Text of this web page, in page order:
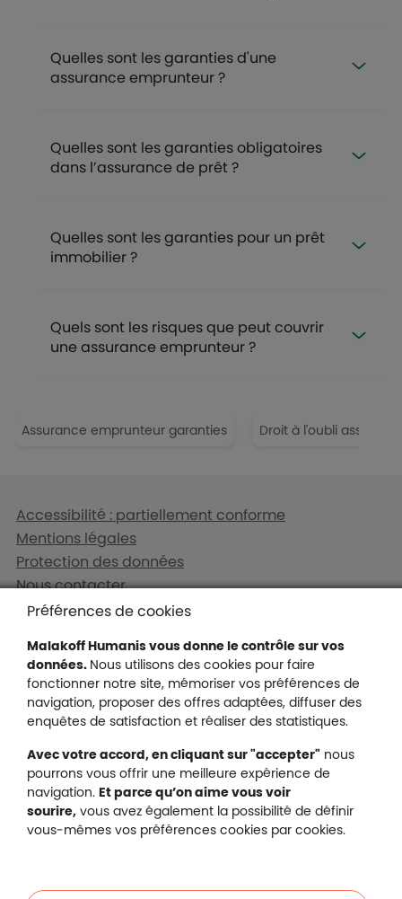
Quelles sont les garanties d'une
assurance emprunteur ?
Quelles sont les garanties obligatoires
dans l’assurance de prêt ?
Quelles sont les garanties pour un prêt
immobilier ?
Quels sont les risques que peut couvrir
une assurance emprunteur ?
Assurance emprunteur garanties Droit à l'oubli
Liens en bas de page
Accessibilité : partiellement conforme
Mentions légales
Protection des données
Nous contacter
Plan du site
Malakoff Humanis sur Facebook
Malakoff Humanis sur YouTube
Malakoff Humanis sur X
Malakoff Humanis
Footer autres sites
Mutuelle santé, prévoyance, épargne, retraite,
Malakoff Humanis à vos côtés.
Préférences de cookies
Malakoff Humanis vous donne le contrôle sur vos
données. Nous utilisons des cookies pour faire
fonctionner notre site, mémoriser vos préférences de
navigation, proposer des offres adaptées, diffuser des
enquêtes de satisfaction et réaliser des statistiques.
Avec votre accord, en cliquant sur "accepter" nous
pourrons vous offrir une meilleure expérience de
navigation. Et parce qu’on aime vous voir
sourire, vous avez également la possibilité de définir
vous-mêmes vos préférences cookies par cookies.